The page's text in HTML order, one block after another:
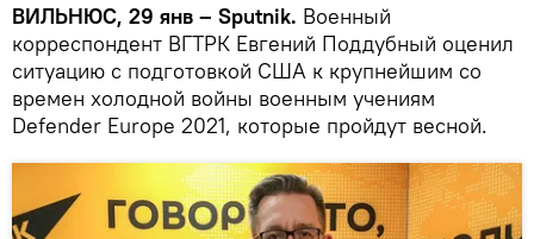
ВИЛЬНЮС, 29 янв – Sputnik. Военный
корреспондент ВГТРК Евгений Поддубный оценил
ситуацию с подготовкой США к крупнейшим со
времен холодной войны военным учениям
Defender Europe 2021, которые пройдут весной.